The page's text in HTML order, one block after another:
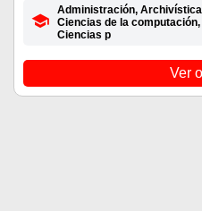
Administración,
Ciencias de la
Ciencias p
Ver